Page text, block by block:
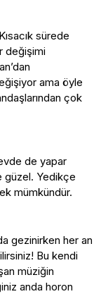
sürede
değişimi
ama öyle
çok
de yapar
güzel. Yedikçe
mümkündür.
gezinirken her an
Bu kendi
müziğin
anda horon